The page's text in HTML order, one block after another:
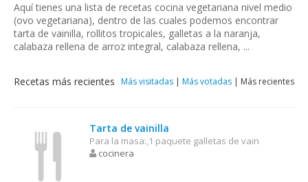
Aquí tienes una lista de recetas cocina vegetariana nivel medio
(ovo vegetariana), dentro de las cuales podemos encontrar
tarta de vainilla, rollitos tropicales, galletas a la naranja,
calabaza rellena de arroz integral, calabaza rellena, ...
Recetas más recientes Más visitadas | Más votadas | Más recientes
Tarta de vainilla
Para la masa:,1 paquete galletas de vain
cocinera